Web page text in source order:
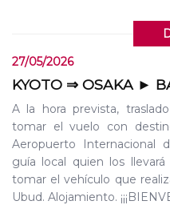
27/05/2026
KYOTO ⇒ OSAKA ►
A la hora prevista,
tomar el vuelo con
Aeropuerto Internacional
guía local quien los
tomar el vehículo que
Ubud. Alojamiento.